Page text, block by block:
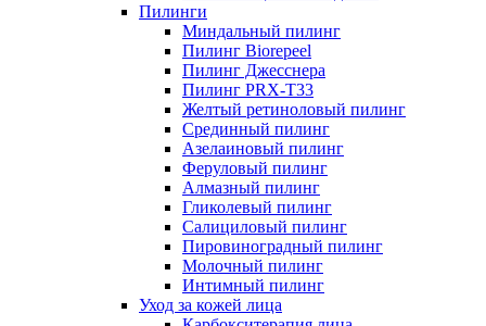
Пилинги
Миндальный пилинг
Пилинг Biorepeel
Пилинг Джесснера
Пилинг PRX-T33
Желтый ретиноловый пилинг
Срединный пилинг
Азелаиновый пилинг
Феруловый пилинг
Алмазный пилинг
Гликолевый пилинг
Салициловый пилинг
Пировиноградный пилинг
Молочный пилинг
Интимный пилинг
Уход за кожей лица